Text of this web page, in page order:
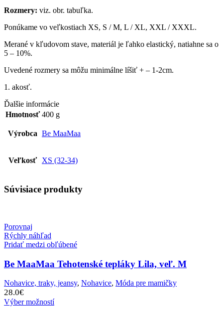
Rozmery: viz. obr. tabuľka.
Ponúkame vo veľkostiach XS, S / M, L / XL, XXL / XXXL.
Merané v kľudovom stave, materiál je ľahko elastický, natiahne sa o
5 – 10%.
Uvedené rozmery sa môžu minimálne líšiť + – 1-2cm.
1. akosť.
Ďalšie informácie
Hmotnosť 400 g
Výrobca Be MaaMaa
Veľkosť XS (32-34)
Súvisiace produkty
Porovnaj
Rýchly náhľad
Pridať medzi obľúbené
Be MaaMaa Tehotenské tepláky Lila, veľ. M
Nohavice, traky, jeansy, Nohavice, Móda pre mamičky
28.0€
Výber možností